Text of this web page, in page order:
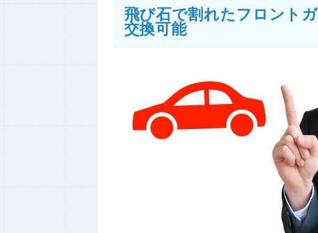
飛び石で割れたフロント
交換可能